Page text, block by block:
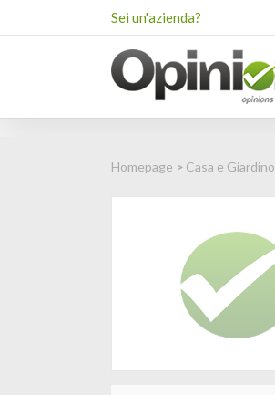
Sei un'azienda?
Homepage > Casa e Giardino